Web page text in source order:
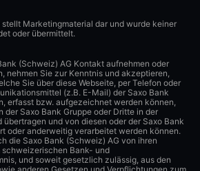
stellt Marketingmaterial dar und wurde keiner
oder übermittelt.
(Schweiz) AG Kontakt aufnehmen oder
nehmen Sie zur Kenntnis und akzeptieren,
Sie über diese Webseite, per Telefon oder
(z.B. E-Mail) der Saxo Bank
erfasst bzw. aufgezeichnet werden können,
der Saxo Bank Gruppe oder Dritte in der
übertragen und von diesen oder der Saxo Bank
oder anderweitig verarbeitet werden können.
die Saxo Bank (Schweiz) AG von ihren
Bank- und
und soweit gesetzlich zulässig, aus den